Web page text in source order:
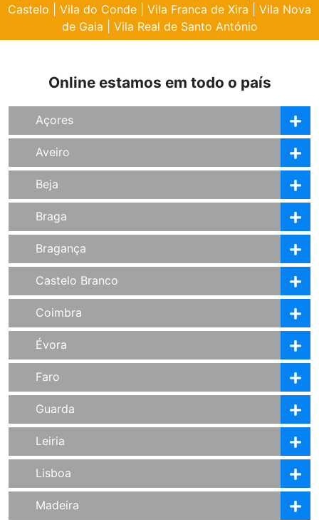
Castelo
Vila do Conde Vila Franca de Xira
Vila Nova
de Gaia
Vila Real de Santo António
Online estamos em todo o país
Açores
Aveiro
Beja
Braga
Bragança
Castelo Branco
Coimbra
Évora
Faro
Guarda
Leiria
Lisboa
Madeira